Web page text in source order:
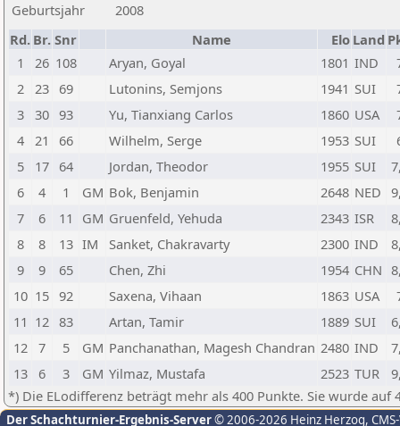
Geburtsjahr
2008
Rd. Br. Snr Name Elo Land
1
26 108 Aryan, Goyal 1801 IND
2
23 69 Lutonins, Semjons 1941 SUI
3
30 93 Yu, Tianxiang Carlos 1860 USA
4
21 66 Wilhelm, Serge 1953 SUI
5
17 64 Jordan, Theodor 1955 SUI
6
4 1 GM Bok, Benjamin 2648 NED
7
6 11 GM Gruenfeld, Yehuda 2343 ISR
8
8 13 IM Sanket, Chakravarty 2300 IND
9
9 65 Chen, Zhi 1954 CHN
10 15 92 Saxena, Vihaan 1863 USA
11 12 83 Artan, Tamir 1889 SUI
12
7 5 GM Panchanathan, Magesh Chandran 2480 IND
13
6 3 GM Yilmaz, Mustafa 2523 TUR
*) Die ELodifferenz beträgt mehr als 400 Punkte. Sie wurde auf
Der Schachturnier-Ergebnis-Server© 2006-2026 Heinz Herzog,